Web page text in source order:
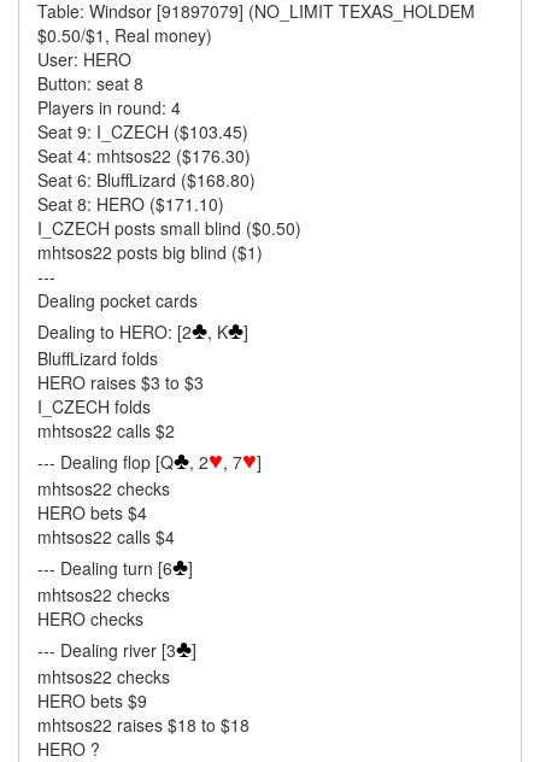
Table: Windsor [91897079] (NO_LIMIT TEXAS_HOLDEM
$0.50/$1, Real money)
User: HERO
Button: seat 8
Players in round: 4
Seat 9: I_CZECH ($103.45)
Seat 4: mhtsos22 ($176.30)
Seat 6: BluffLizard ($168.80)
Seat 8: HERO ($171.10)
I_CZECH posts small blind ($0.50)
mhtsos22 posts big blind ($1)
---
Dealing pocket cards
Dealing to HERO: [2♣, K♣]
BluffLizard folds
HERO raises $3 to $3
I_CZECH folds
mhtsos22 calls $2
--- Dealing flop [Q♣, 2♥, 7♥]
mhtsos22 checks
HERO bets $4
mhtsos22 calls $4
--- Dealing turn [6♣]
mhtsos22 checks
HERO checks
--- Dealing river [3♣]
mhtsos22 checks
HERO bets $9
mhtsos22 raises $18 to $18
HERO ?